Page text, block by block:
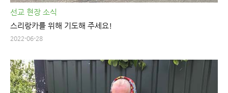
선교 현장 소식
스리랑카를 위해 기도해 주세요!
2022-06-28